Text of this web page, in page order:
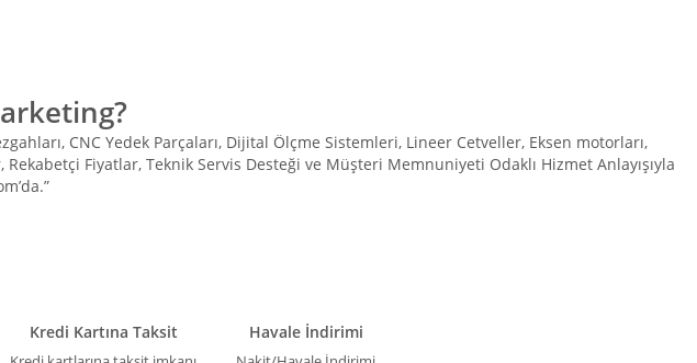
CNC Yedek Parçaları, Dijital Ölçme Sistemleri, Lineer Cetveller, Eksen motorları,
Fiyatlar, Teknik Servis Desteği ve Müşteri Memnuniyeti Odaklı Hizmet Anlayışıyla
Kredi Kartına Taksit Havale İndirimi